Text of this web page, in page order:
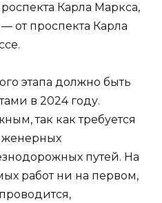
Карла Маркса,
от проспекта Карла
этапа должно быть
в 2024 году.
так как требуется
путей. На
работ ни на первом,